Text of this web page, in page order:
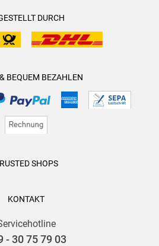
DURCH
BEQUEM BEZAHLEN
SHOPS
KONTAKT
- 30 75 79 03